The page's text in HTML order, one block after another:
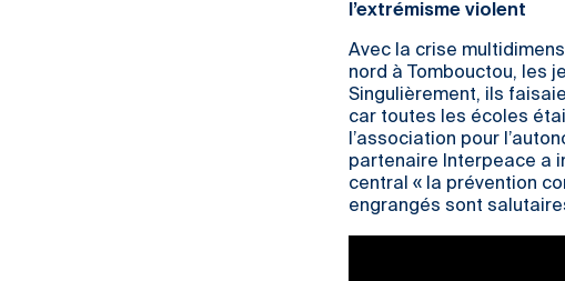
l’extrémisme violent
Avec la crise
nord à Tombouctou, les
Singulièrement, ils
car toutes les écoles
l’association pour
partenaire Interpeace a
central « la prévention
engrangés sont